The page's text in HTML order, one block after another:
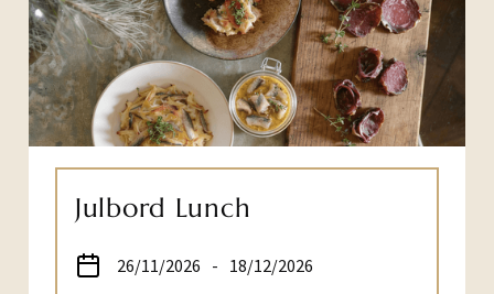
Julbord Lunch
26/11/2026 - 18/12/2026